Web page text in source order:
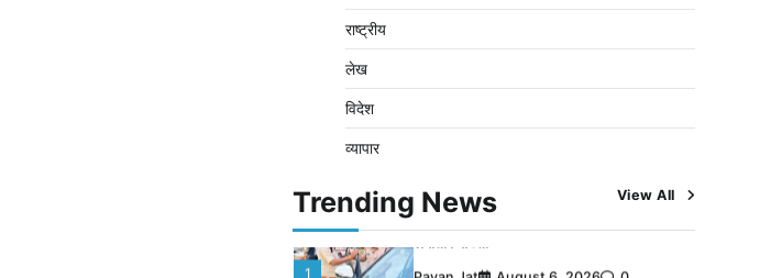
राष्ट्रीय
लेख
विदेश
व्यापार
Trending News View All
कार्रवाई
Pavan Jat August 5, 2026 0
विशेष प्रवर्तन अभियान में नर्मदापुरम पुलिस की
0
फरार; क्लर्क को मिली कमान, ‘चाबी के खेल’ पर फिर